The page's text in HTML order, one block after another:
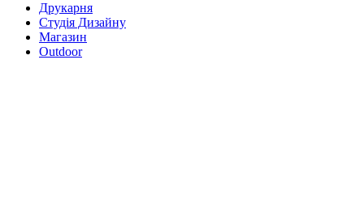
Друкарня
Студія Дизайну
Магазин
Outdoor